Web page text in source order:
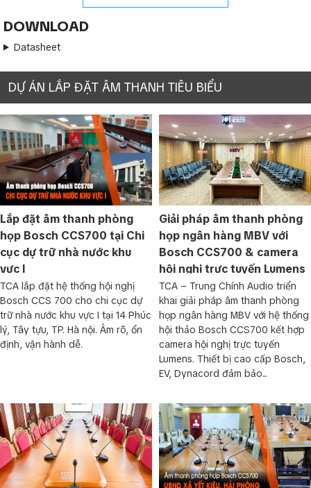
DOWNLOAD
Datasheet
DỰ ÁN LẮP ĐẶT ÂM THANH TIÊU BIỂU
Lắp đặt âm thanh phòng
họp Bosch CCS700 tại Chi
cục dự trữ nhà nước khu
vực I
TCA lắp đặt hệ thống hội nghị
Bosch CCS 700 cho chi cục dự
trữ nhà nước khu vực I tại 14 Phúc
lý, Tây tựu, TP. Hà nội. Âm rõ, ổn
định, vận hành dễ.
Giải pháp âm thanh phòng
họp ngân hàng MBV với
Bosch CCS700 & camera
hội nghị trực tuyến Lumens
TCA – Trung Chính Audio triển
khai giải pháp âm thanh phòng
họp ngân hàng MBV với hệ thống
hội thảo Bosch CCS700 kết hợp
camera hội nghị trực tuyến
Lumens. Thiết bị cao cấp Bosch,
EV, Dynacord đảm bảo...